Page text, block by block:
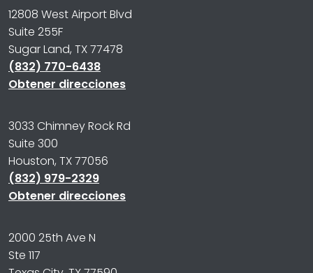
12808 West Airport Blvd
Suite 255F
Sugar Land, TX 77478
(832) 770-6438
Obtener direcciones
3033 Chimney Rock Rd
Suite 300
Houston, TX 77056
(832) 979-2329
Obtener direcciones
2000 25th Ave N
Ste 117